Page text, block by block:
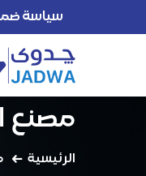
سياسة
مصنع
الرئيسية